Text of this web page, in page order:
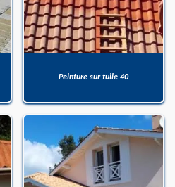
Peinture sur tuile 40